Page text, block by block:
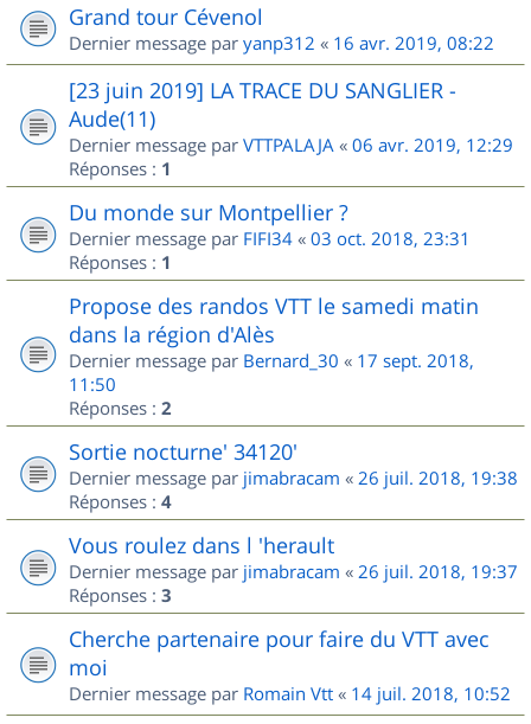
Grand tour Cévenol
Dernier message par yanp312 « 16 avr. 2019, 08:22
[23 juin 2019] LA TRACE DU SANGLIER -
Aude(11)
Dernier message par VTTPALAJA « 06 avr. 2019, 12:29
Réponses : 1
Du monde sur Montpellier ?
Dernier message par FIFI34 « 03 oct. 2018, 23:31
Réponses : 1
Propose des randos VTT le samedi matin
dans la région d'Alès
Dernier message par Bernard_30 « 17 sept. 2018,
11:50
Réponses : 2
Sortie nocturne' 34120'
Dernier message par jimabracam « 26 juil. 2018, 19:38
Réponses : 4
Vous roulez dans l 'herault
Dernier message par jimabracam « 26 juil. 2018, 19:37
Réponses : 3
Cherche partenaire pour faire du VTT avec
moi
Dernier message par Romain Vtt « 14 juil. 2018, 10:52